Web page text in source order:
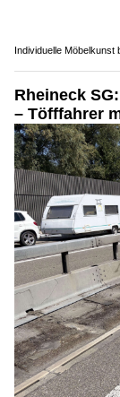
Individuelle Möbelkunst
Rheineck
– Töfffahrer